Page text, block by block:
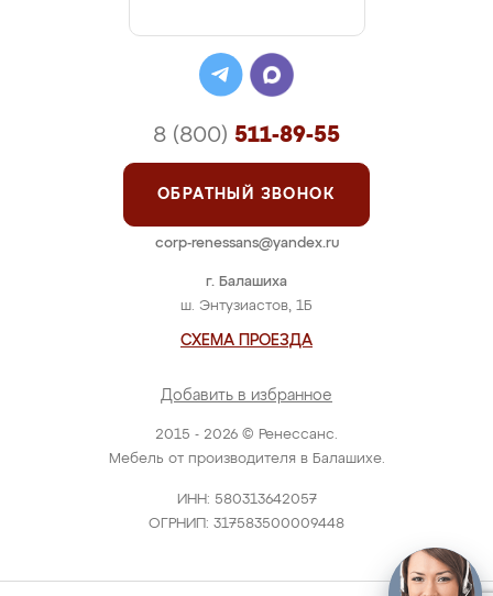
2015 - 2026 © Ренессанс.
Мебель от производителя в Балашихе.
ИНН: 580313642057
ОГРНИП: 317583500009448
г. Балашиха
ш. Энтузиастов, 1Б
СХЕМА ПРОЕЗДА
Добавить в избранное
8 (800) 511-89-55
ОБРАТНЫЙ ЗВОНОК
corp-renessans@yandex.ru